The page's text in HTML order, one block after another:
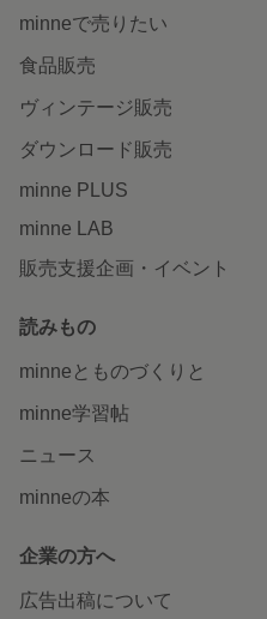
minneで売りたい
食品販売
ヴィンテージ販売
ダウンロード販売
minne PLUS
minne LAB
販売支援企画・イベント
読みもの
minneとものづくりと
minne学習帖
ニュース
minneの本
企業の方へ
広告出稿について